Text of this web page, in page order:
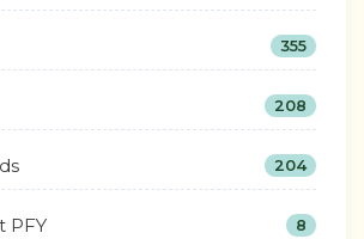
355
208
204
PFY 8